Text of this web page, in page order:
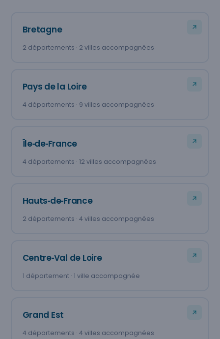
Bretagne
2 départements · 2 villes accompagnées
Pays de la Loire
4 départements · 9 villes accompagnées
Île‑de‑France
4 départements · 12 villes accompagnées
Hauts‑de‑France
2 départements · 4 villes accompagnées
Centre‑Val de Loire
1 département · 1 ville accompagnée
Grand Est
4 départements · 4 villes accompagnées